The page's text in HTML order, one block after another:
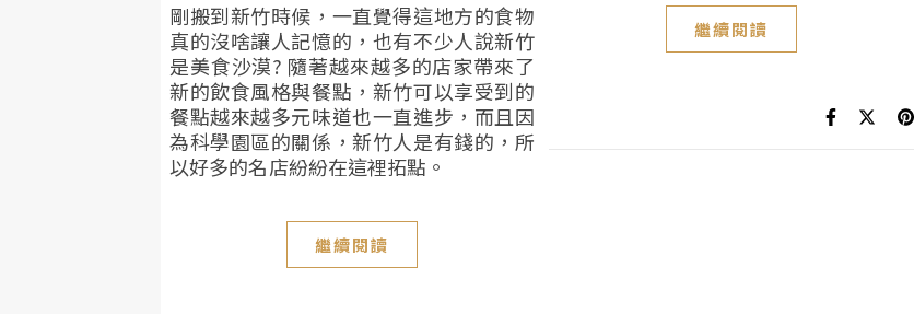
剛搬到新竹時候，一直覺得這地方的食物
真的沒啥讓人記憶的，也有不少人說新竹
是美食沙漠? 隨著越來越多的店家帶來了
新的飲食風格與餐點，新竹可以享受到的
餐點越來越多元味道也一直進步，而且因
為科學園區的關係，新竹人是有錢的，所
以好多的名店紛紛在這裡拓點。
繼續閱讀
繼續閱讀